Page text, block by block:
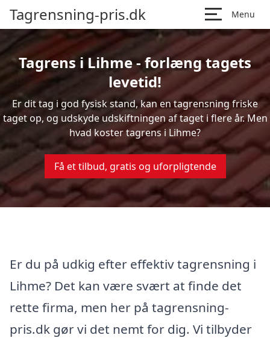
Tagrensning-pris.dk Menu
Tagrens i Lihme - forlæng tagets
levetid!
Er dit tag i god fysisk stand, kan en tagrensning friske
taget op, og udskyde udskiftningen af taget i flere år. Men
hvad koster tagrens i Lihme?
Få et tilbud, gratis og uforpligtende
Er du på udkig efter effektiv tagrensning i
Lihme? Det kan være svært at finde det
rette firma, men her på tagrensning-
pris.dk gør vi det nemt for dig. Vi tilbyder